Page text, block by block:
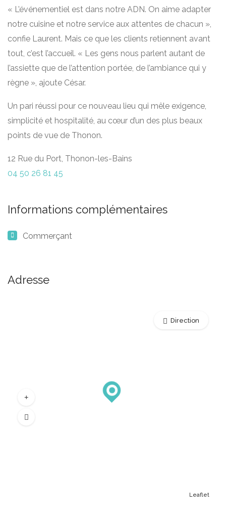
« L’événementiel est dans notre ADN. On aime adapter
notre cuisine et notre service aux attentes de chacun »,
confie Laurent. Mais ce que les clients retiennent avant
tout, c’est l’accueil. « Les gens nous parlent autant de
l’assiette que de l’attention portée, de l’ambiance qui y
règne », ajoute César.
Un pari réussi pour ce nouveau lieu qui mêle exigence,
simplicité et hospitalité, au cœur d’un des plus beaux
points de vue de Thonon.
12 Rue du Port, Thonon-les-Bains
04 50 26 81 45
Informations complémentaires
Commerçant
Adresse
Leaflet
Direction